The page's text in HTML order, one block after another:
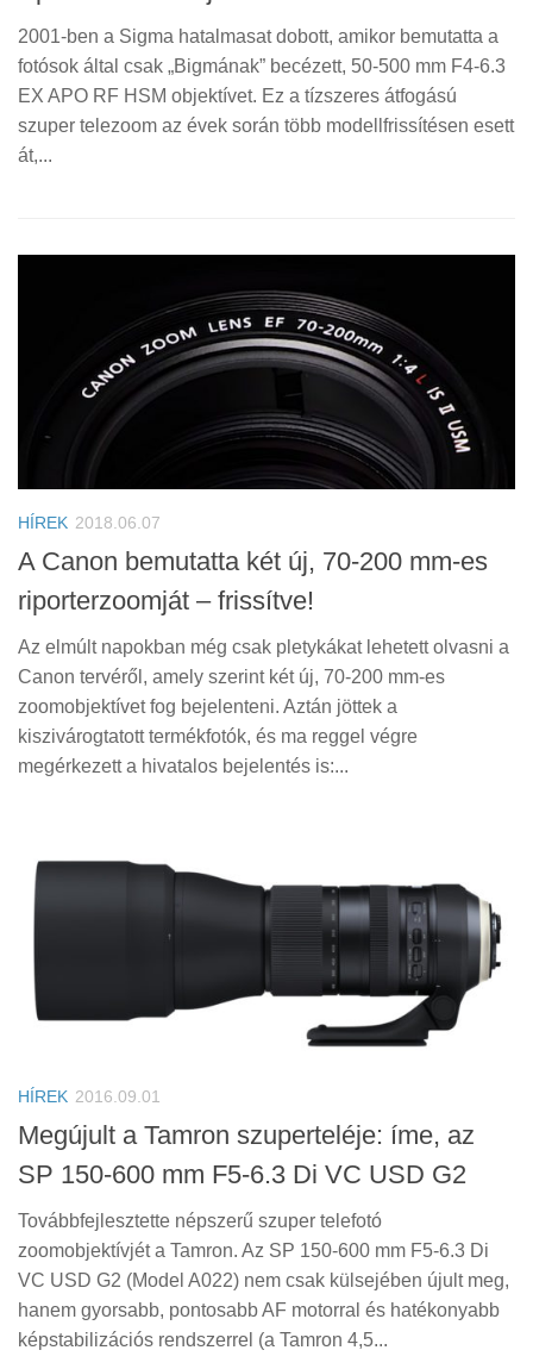
2001-ben a Sigma hatalmasat dobott, amikor bemutatta a
fotósok által csak „Bigmának” becézett, 50-500 mm F4-6.3
EX APO RF HSM objektívet. Ez a tízszeres átfogású
szuper telezoom az évek során több modellfrissítésen esett
át,...
HÍREK 2018.06.07
A Canon bemutatta két új, 70-200 mm-es
riporterzoomját – frissítve!
Az elmúlt napokban még csak pletykákat lehetett olvasni a
Canon tervéről, amely szerint két új, 70-200 mm-es
zoomobjektívet fog bejelenteni. Aztán jöttek a
kiszivárogtatott termékfotók, és ma reggel végre
megérkezett a hivatalos bejelentés is:...
HÍREK 2016.09.01
Megújult a Tamron szuperteléje: íme, az
SP 150-600 mm F5-6.3 Di VC USD G2
Továbbfejlesztette népszerű szuper telefotó
zoomobjektívjét a Tamron. Az SP 150-600 mm F5-6.3 Di
VC USD G2 (Model A022) nem csak külsejében újult meg,
hanem gyorsabb, pontosabb AF motorral és hatékonyabb
képstabilizációs rendszerrel (a Tamron 4,5...